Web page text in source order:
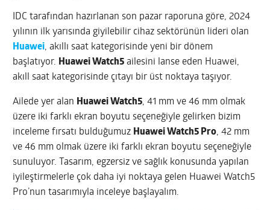
IDC tarafından hazırlanan son pazar raporuna göre, 2024
yılının ilk yarısında giyilebilir cihaz sektörünün lideri olan
Huawei, akıllı saat kategorisinde yeni bir dönem
başlatıyor. Huawei Watch5 ailesini lanse eden Huawei,
akıll saat kategorisinde çıtayı bir üst noktaya taşıyor.
Ailede yer alan Huawei Watch5, 41 mm ve 46 mm olmak
üzere iki farklı ekran boyutu seçeneğiyle gelirken bizim
inceleme fırsatı bulduğumuz Huawei Watch5 Pro, 42 mm
ve 46 mm olmak üzere iki farklı ekran boyutu seçeneğiyle
sunuluyor. Tasarım, egzersiz ve sağlık konusunda yapılan
iyileştirmelerle çok daha iyi noktaya gelen Huawei Watch5
Pro’nun tasarımıyla inceleye başlayalım.